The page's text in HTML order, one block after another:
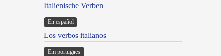
Italienische Verben
En español
Los verbos italianos
Em portugues